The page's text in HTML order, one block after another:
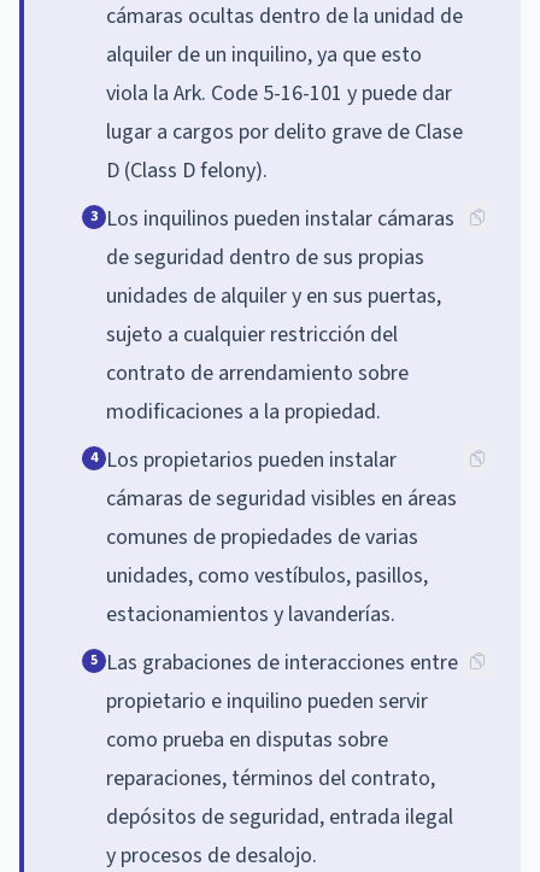
cámaras ocultas dentro de la unidad de
alquiler de un inquilino, ya que esto
viola la Ark. Code 5-16-101 y puede dar
lugar a cargos por delito grave de Clase
D (Class D felony).
3 Los inquilinos pueden instalar cámaras
de seguridad dentro de sus propias
unidades de alquiler y en sus puertas,
sujeto a cualquier restricción del
contrato de arrendamiento sobre
modificaciones a la propiedad.
4 Los propietarios pueden instalar
cámaras de seguridad visibles en áreas
comunes de propiedades de varias
unidades, como vestíbulos, pasillos,
estacionamientos y lavanderías.
5 Las grabaciones de interacciones entre
propietario e inquilino pueden servir
como prueba en disputas sobre
reparaciones, términos del contrato,
depósitos de seguridad, entrada ilegal
y procesos de desalojo.